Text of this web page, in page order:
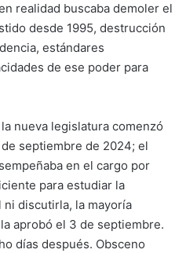
realidad buscaba demoler el
desde 1995, destrucción
estándares
de ese poder para
nueva legislatura comenzó
septiembre de 2024; el
en el cargo por
para estudiar la
discutirla, la mayoría
aprobó el 3 de septiembre.
días después. Obsceno